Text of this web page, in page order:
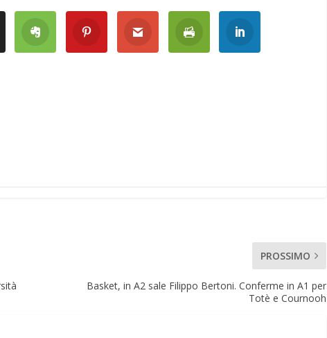
PROSSIMO
Basket, in A2 sale Filippo Bertoni. Conferme in A1 per
Totè e Cournooh